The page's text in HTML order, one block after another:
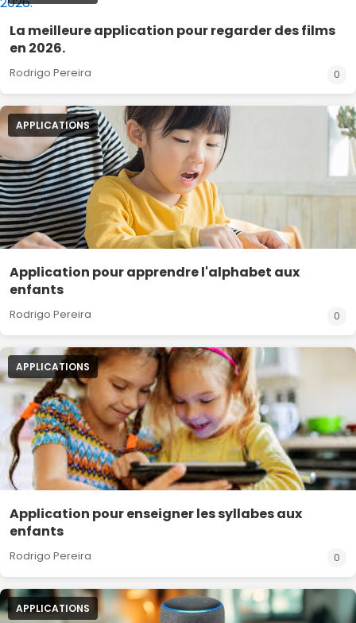
La meilleure application pour regarder des films
en 2026.
Rodrigo Pereira 0
APPLICATIONS
Application pour apprendre l'alphabet aux
enfants
Rodrigo Pereira 0
APPLICATIONS
Application pour enseigner les syllabes aux
enfants
Rodrigo Pereira 0
APPLICATIONS